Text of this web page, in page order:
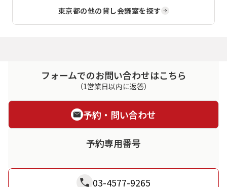
東京都の他の貸し会議室を探す
フォームでのお問い合わせはこちら
（1営業日以内に返答）
予約・問い合わせ
予約専用番号
03-4577-9265